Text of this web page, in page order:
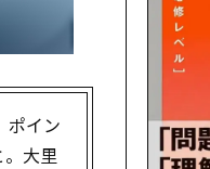
ポイン
大里